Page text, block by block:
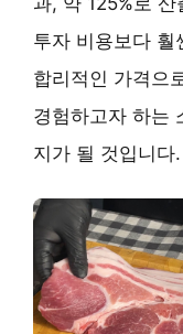
투자 비용보다 훨
합리적인 가격으
경험하고자 하는
지가 될 것입니다.